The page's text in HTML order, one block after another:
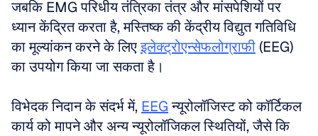
जबकि EMG परिधीय तंत्रिका तंत्र और मांसपेशियों पर
ध्यान केंद्रित करता है, मस्तिष्क की केंद्रीय विद्युत गतिविधि
का मूल्यांकन करने के लिए इलेक्ट्रोएन्सेफलोग्राफी (EEG)
का उपयोग किया जा सकता है।
विभेदक निदान के संदर्भ में, EEG न्यूरोलॉजिस्ट को कॉर्टिकल
कार्य को मापने और अन्य न्यूरोलॉजिकल स्थितियों, जैसे कि